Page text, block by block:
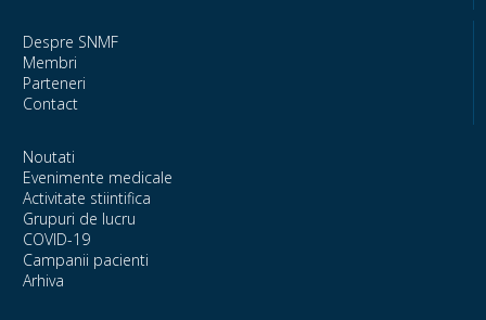
Despre SNMF
Membri
Parteneri
Contact
Noutati
Evenimente medicale
Activitate stiintifica
Grupuri de lucru
COVID-19
Campanii pacienti
Arhiva